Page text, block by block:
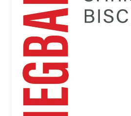
Piercing
Inkl.
37
Fototipps
Und
Bildideen